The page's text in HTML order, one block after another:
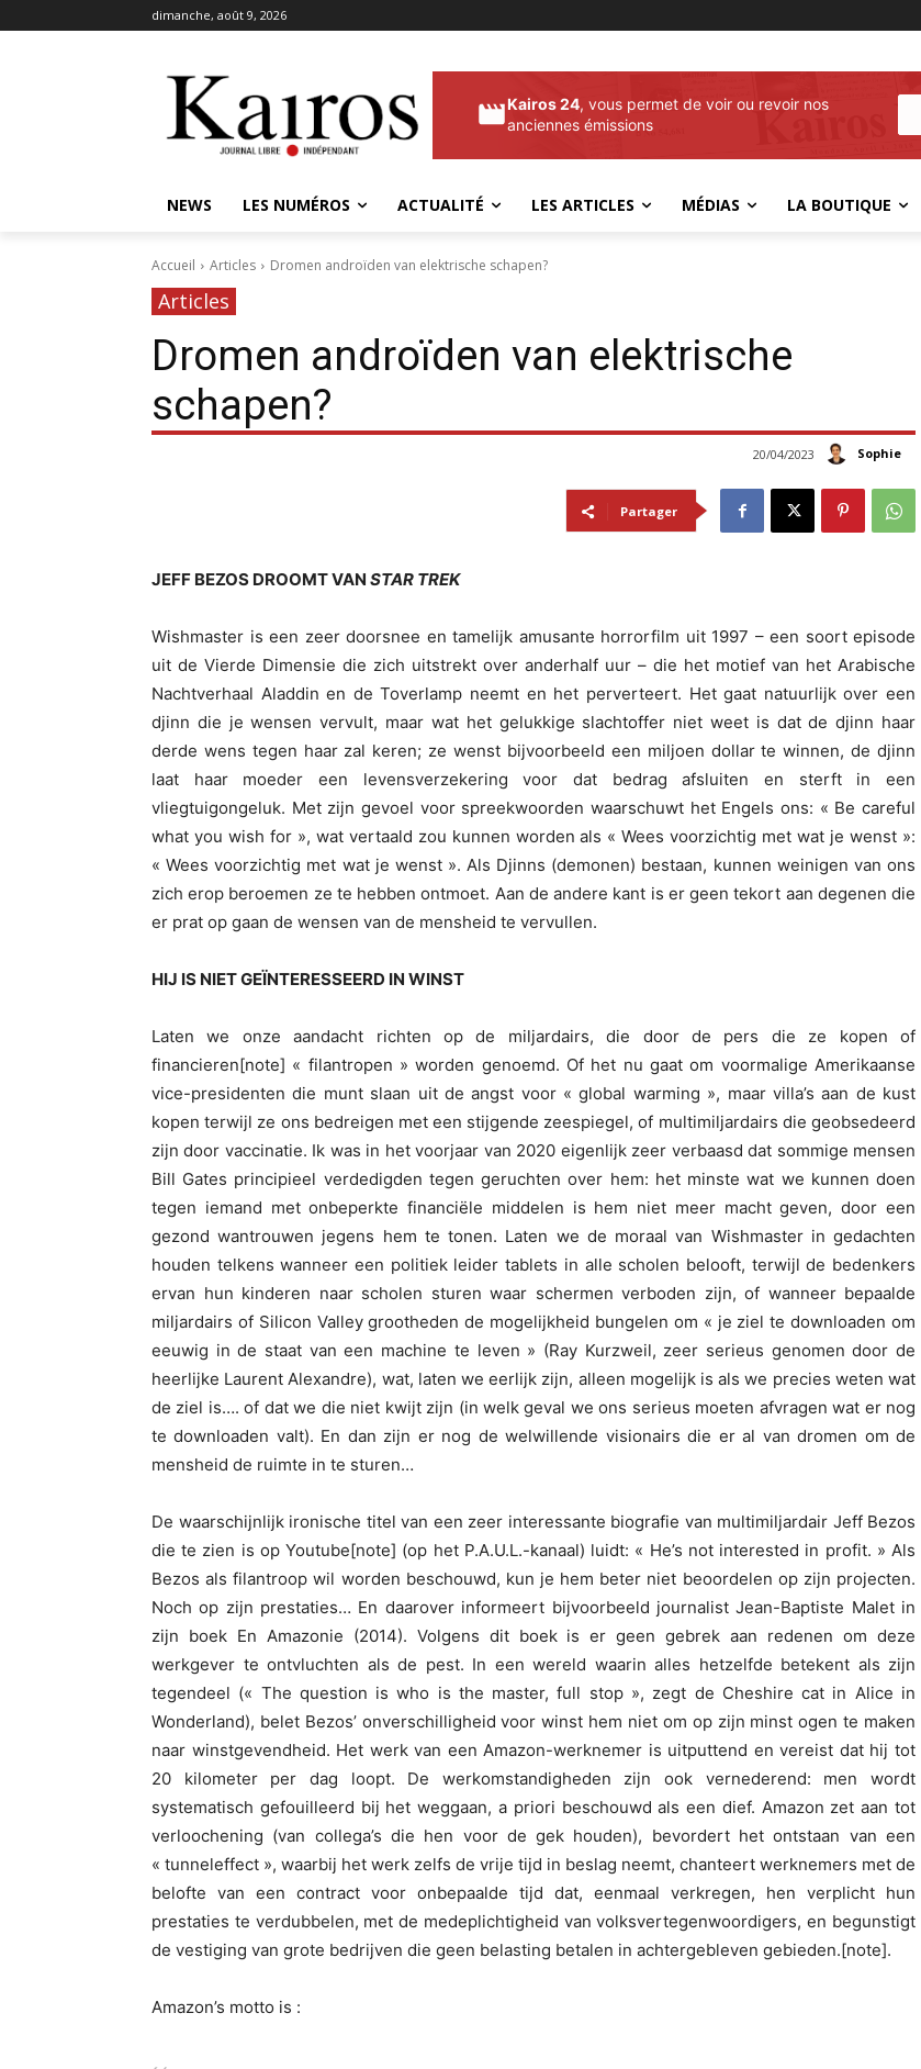
dimanche, août 9, 2026
Kairos 24, vous permet de voir ou revoir nos
anciennes émissions
NEWS LES NUMÉROS ACTUALITÉ LES ARTICLES MÉDIAS LA BOUTIQUE
Accueil Articles Dromen androïden van elektrische schapen?
Articles
Dromen androïden van elektrische
schapen?
Sophie
20/04/2023
Partager
JEFF BEZOS DROOMT VAN STAR TREK
Wishmaster is een zeer doorsnee en tamelijk amusante horrorfilm uit 1997 – een soort episode
uit de Vierde Dimensie die zich uitstrekt over anderhalf uur – die het motief van het Arabische
Nachtverhaal Aladdin en de Toverlamp neemt en het perverteert. Het gaat natuurlijk over een
djinn die je wensen vervult, maar wat het gelukkige slachtoffer niet weet is dat de djinn haar
derde wens tegen haar zal keren; ze wenst bijvoorbeeld een miljoen dollar te winnen, de djinn
laat haar moeder een levensverzekering voor dat bedrag afsluiten en sterft in een
vliegtuigongeluk. Met zijn gevoel voor spreekwoorden waarschuwt het Engels ons: « Be careful
what you wish for », wat vertaald zou kunnen worden als « Wees voorzichtig met wat je wenst »:
« Wees voorzichtig met wat je wenst ». Als Djinns (demonen) bestaan, kunnen weinigen van ons
zich erop beroemen ze te hebben ontmoet. Aan de andere kant is er geen tekort aan degenen die
er prat op gaan de wensen van de mensheid te vervullen.
HIJ IS NIET GEÏNTERESSEERD IN WINST
Laten we onze aandacht richten op de miljardairs, die door de pers die ze kopen of
financieren[note] « filantropen » worden genoemd. Of het nu gaat om voormalige Amerikaanse
vice-presidenten die munt slaan uit de angst voor « global warming », maar villa’s aan de kust
kopen terwijl ze ons bedreigen met een stijgende zeespiegel, of multimiljardairs die geobsedeerd
zijn door vaccinatie. Ik was in het voorjaar van 2020 eigenlijk zeer verbaasd dat sommige mensen
Bill Gates principieel verdedigden tegen geruchten over hem: het minste wat we kunnen doen
tegen iemand met onbeperkte financiële middelen is hem niet meer macht geven, door een
gezond wantrouwen jegens hem te tonen. Laten we de moraal van Wishmaster in gedachten
houden telkens wanneer een politiek leider tablets in alle scholen belooft, terwijl de bedenkers
ervan hun kinderen naar scholen sturen waar schermen verboden zijn, of wanneer bepaalde
miljardairs of Silicon Valley grootheden de mogelijkheid bungelen om « je ziel te downloaden om
eeuwig in de staat van een machine te leven » (Ray Kurzweil, zeer serieus genomen door de
heerlijke Laurent Alexandre), wat, laten we eerlijk zijn, alleen mogelijk is als we precies weten wat
de ziel is…. of dat we die niet kwijt zijn (in welk geval we ons serieus moeten afvragen wat er nog
te downloaden valt). En dan zijn er nog de welwillende visionairs die er al van dromen om de
mensheid de ruimte in te sturen…
De waarschijnlijk ironische titel van een zeer interessante biografie van multimiljardair Jeff Bezos
die te zien is op Youtube[note] (op het P.A.U.L.-kanaal) luidt: « He’s not interested in profit. » Als
Bezos als filantroop wil worden beschouwd, kun je hem beter niet beoordelen op zijn projecten.
Noch op zijn prestaties… En daarover informeert bijvoorbeeld journalist Jean-Baptiste Malet in
zijn boek En Amazonie (2014). Volgens dit boek is er geen gebrek aan redenen om deze
werkgever te ontvluchten als de pest. In een wereld waarin alles hetzelfde betekent als zijn
tegendeel (« The question is who is the master, full stop », zegt de Cheshire cat in Alice in
Wonderland), belet Bezos’ onverschilligheid voor winst hem niet om op zijn minst ogen te maken
naar winstgevendheid. Het werk van een Amazon-werknemer is uitputtend en vereist dat hij tot
20 kilometer per dag loopt. De werkomstandigheden zijn ook vernederend: men wordt
systematisch gefouilleerd bij het weggaan, a priori beschouwd als een dief. Amazon zet aan tot
verloochening (van collega’s die hen voor de gek houden), bevordert het ontstaan van een
« tunneleffect », waarbij het werk zelfs de vrije tijd in beslag neemt, chanteert werknemers met de
belofte van een contract voor onbepaalde tijd dat, eenmaal verkregen, hen verplicht hun
prestaties te verdubbelen, met de medeplichtigheid van volksvertegenwoordigers, en begunstigt
de vestiging van grote bedrijven die geen belasting betalen in achtergebleven gebieden.[note].
Amazon’s motto is :